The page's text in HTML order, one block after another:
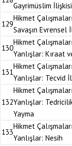
Gayrimüslim İlişkisi
129
Hikmet
Savaşın Evrensel
130
Hikmet
Yanlışlar: Kıraat
131
Hikmet
Yanlışlar: Tecvid
132
Hikmet
Yanlışlar:
Yayma
133
Hikmet
Yanlışlar: Nesih